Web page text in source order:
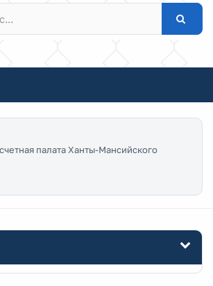
палата Ханты-Мансийского